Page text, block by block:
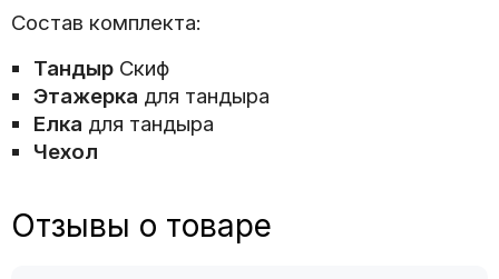
Состав комплекта:
Тандыр Скиф
Этажерка для тандыра
Елка для тандыра
Чехол
Отзывы о товаре